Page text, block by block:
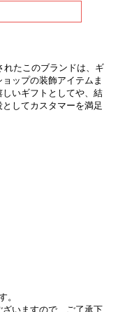
れたこのブランドは、ギ
ップの装飾アイテムま
いギフトとしてや、結
してカスタマーを満足
。
いますので、ご了承下